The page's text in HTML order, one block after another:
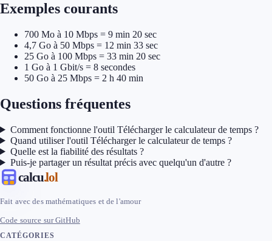
Exemples courants
700 Mo à 10 Mbps = 9 min 20 sec
4,7 Go à 50 Mbps = 12 min 33 sec
25 Go à 100 Mbps = 33 min 20 sec
1 Go à 1 Gbit/s = 8 secondes
50 Go à 25 Mbps = 2 h 40 min
Questions fréquentes
Comment fonctionne l'outil Télécharger le calculateur de temps ?
Quand utiliser l'outil Télécharger le calculateur de temps ?
Quelle est la fiabilité des résultats ?
Puis-je partager un résultat précis avec quelqu'un d'autre ?
calcu.lol
Fait avec des mathématiques et de l'amour
Code source sur GitHub
CATÉGORIES